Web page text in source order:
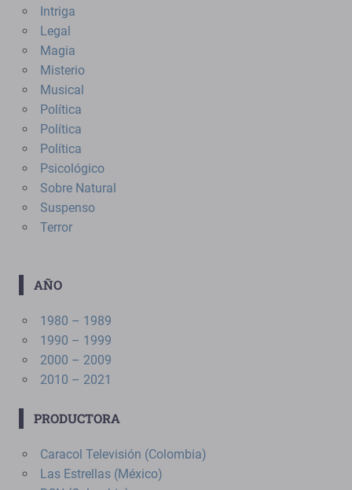
Intriga
Legal
Magia
Misterio
Musical
Política
Política
Política
Psicológico
Sobre Natural
Suspenso
Terror
AÑO
1980 – 1989
1990 – 1999
2000 – 2009
2010 – 2021
PRODUCTORA
Caracol Televisión (Colombia)
Las Estrellas (México)